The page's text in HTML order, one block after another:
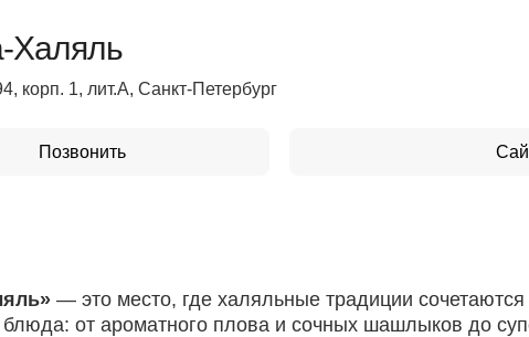
корп. 1, лит.А, Санкт-Петербург
Халяль
Позвонить
— это место, где халяльные традиции
от ароматного плова и сочных шашлыков до